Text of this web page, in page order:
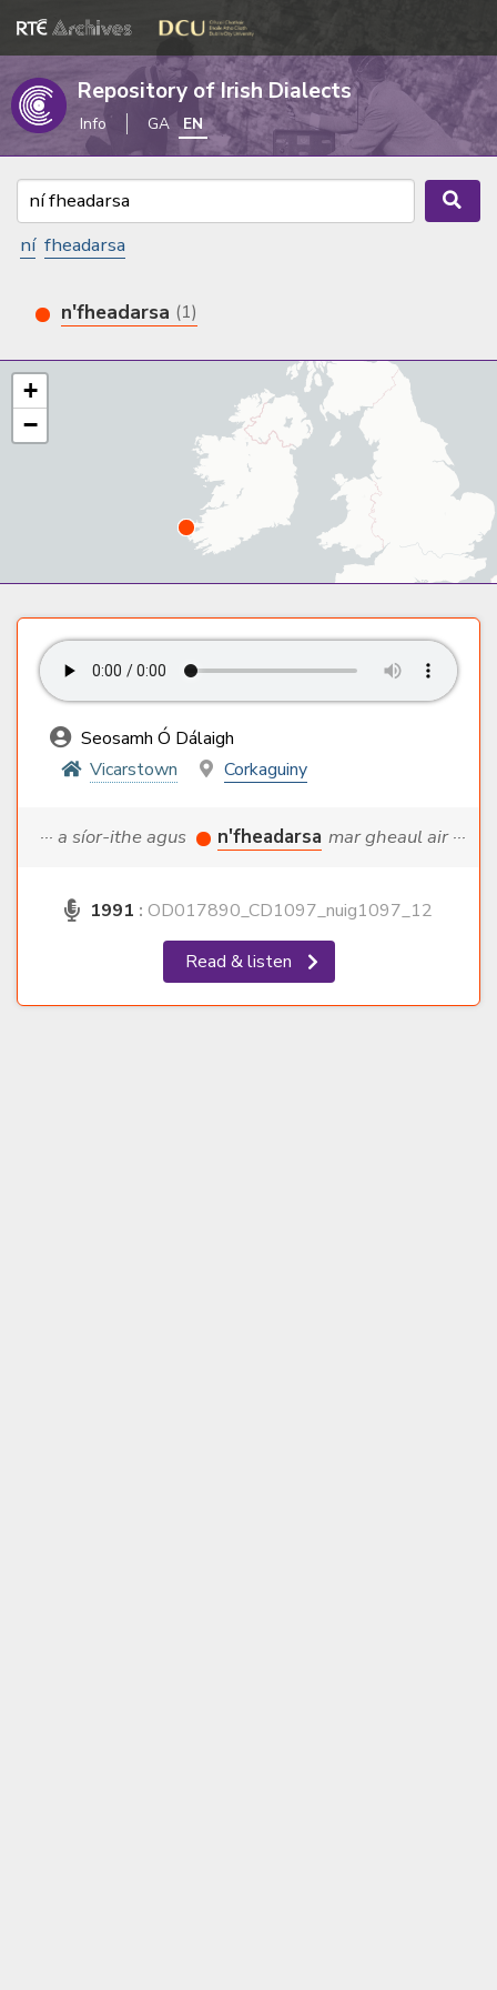
Repository of Irish Dialects
Info GA EN
ní fheadarsa
n'fheadarsa (1)
+
−
Seosamh Ó Dálaigh
Vicarstown
Corkaguiny
··· a síor-ithe agus n'fheadarsa mar gheaul air ···
1991 : OD017890_CD1097_nuig1097_12
Read & listen